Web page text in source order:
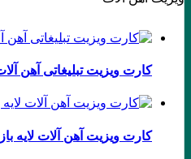
کارت ویزیت تبلیغاتی آهن آلات
کارت ویزیت آهن آلات لایه باز